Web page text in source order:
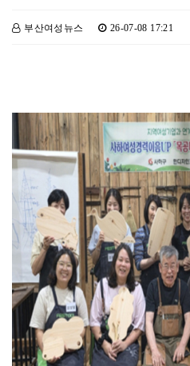
부산여성뉴스 26-07-08 17:21